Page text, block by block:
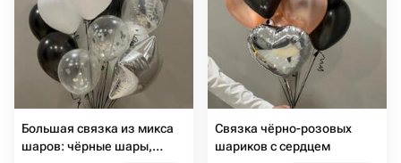
Большая связка из микса
шаров: чёрные шары,
Связка чёрно-розовых
шариков с сердцем